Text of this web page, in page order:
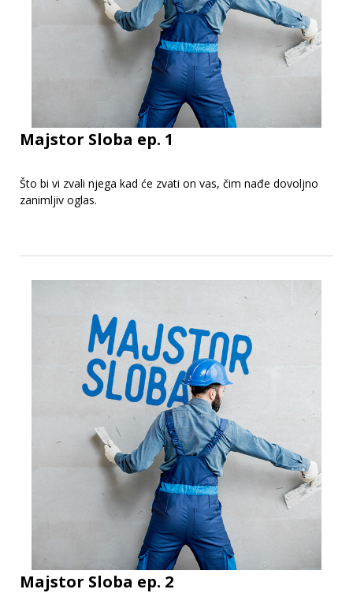
Majstor Sloba ep. 1
Što bi vi zvali njega kad će zvati on vas, čim nađe dovoljno
zanimljiv oglas.
Majstor Sloba ep. 2